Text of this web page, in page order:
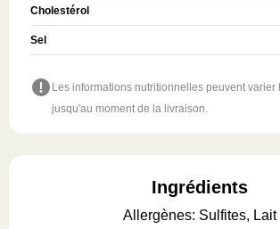
Cholestérol
Sel
Les informations nutritionnelles peuvent varier
jusqu'au moment de la livraison.
Ingrédients
Allergènes: Sulfites, Lait